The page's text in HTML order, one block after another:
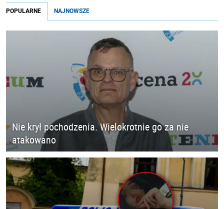
POPULARNE NAJNOWSZE
Nie krył pochodzenia. Wielokrotnie go za nie
atakowano